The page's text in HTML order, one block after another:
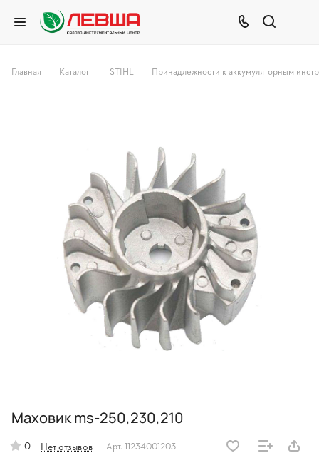
Главная – Каталог – STIHL – Принадлежности к аккумуляторным
Маховик ms-250,230,210
0 Нет отзывов Арт. 11234001203